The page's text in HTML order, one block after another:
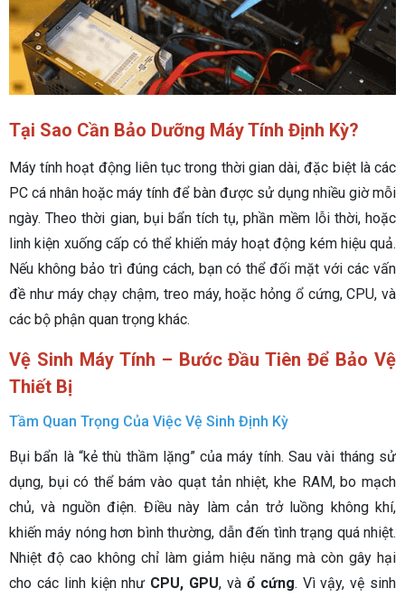
Tại Sao Cần Bảo Dưỡng Máy Tính Định Kỳ?
Máy tính hoạt động liên tục trong thời gian dài, đặc biệt là các
PC cá nhân hoặc máy tính để bàn được sử dụng nhiều giờ mỗi
ngày. Theo thời gian, bụi bẩn tích tụ, phần mềm lỗi thời, hoặc
linh kiện xuống cấp có thể khiến máy hoạt động kém hiệu quả.
Nếu không bảo trì đúng cách, bạn có thể đối mặt với các vấn
đề như máy chạy chậm, treo máy, hoặc hỏng ổ cứng, CPU, và
các bộ phận quan trọng khác.
Vệ Sinh Máy Tính – Bước Đầu Tiên Để Bảo Vệ
Thiết Bị
Tầm Quan Trọng Của Việc Vệ Sinh Định Kỳ
Bụi bẩn là “kẻ thù thầm lặng” của máy tính. Sau vài tháng sử
dụng, bụi có thể bám vào quạt tản nhiệt, khe RAM, bo mạch
chủ, và nguồn điện. Điều này làm cản trở luồng không khí,
khiến máy nóng hơn bình thường, dẫn đến tình trạng quá nhiệt.
Nhiệt độ cao không chỉ làm giảm hiệu năng mà còn gây hại
cho các linh kiện như CPU, GPU, và ổ cứng. Vì vậy, vệ sinh